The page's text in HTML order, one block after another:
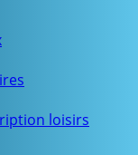
loisirs